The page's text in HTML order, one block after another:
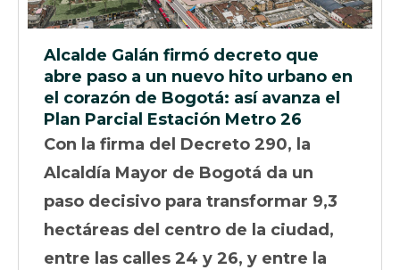
Alcalde Galán firmó decreto que
abre paso a un nuevo hito urbano en
el corazón de Bogotá: así avanza el
Plan Parcial Estación Metro 26
Con la firma del Decreto 290, la
Alcaldía Mayor de Bogotá da un
paso decisivo para transformar 9,3
hectáreas del centro de la ciudad,
entre las calles 24 y 26, y entre la